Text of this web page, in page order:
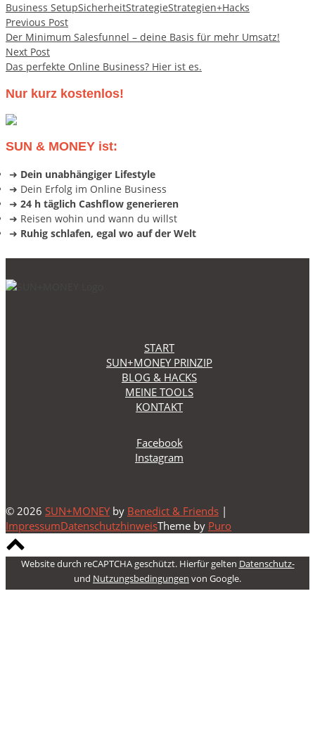
Business SetupSicherheitStrategieStrategien+Hacks
Beitragsnavigation
Previous Post
Der Minimum Salesfunnel – deine Basis für mehr Umsatz!
Next Post
Das perfekte Online Business? Hier ist es.
Nur kurz kostenlos!
SUN & MONEY ist:
➜ Dein unabhängiger Lifestyle
➜ Dein Erfolg im Online Business
➜ 24 h täglich Cashflow generieren
➜ Reisen wohin und wann du willst
➜ Ruhig schlafen, egal wo auf der Welt
START
SUN+MONEY PRINZIP
BLOG & HACKS
MEINE TOOLS
KONTAKT
Facebook
Instagram
© 2026 SUN+MONEYby Benedict & Friends |
ImpressumDatenschutzhinweisTheme by Puro
Scroll
to
Website durch reCAPTCHA geschützt. Hierfür gelten Datenschutz-
und Nutzungsbedingungen von Google.